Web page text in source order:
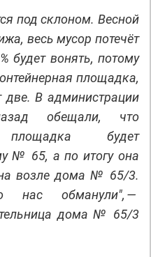
под склоном. Весной
весь мусор потечёт
будет вонять, потому
площадка,
две. В администрации
обещали, что
площадка будет
№ 65, а по итогу она
возле дома № 65/3.
нас обманули", —
дома № 65/3